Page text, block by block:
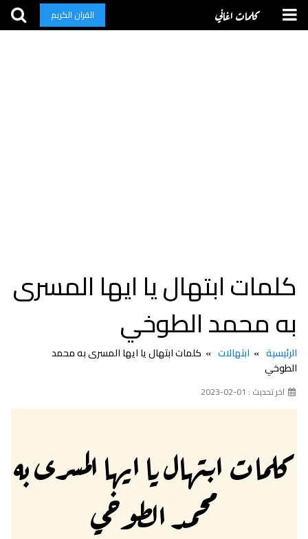
كلمات اغاني القران الكريم
كلمات ابتهال يا ايها المسرى
به محمد الطوخي
الرئيسية ابتهالات
كلمات ابتهال يا ايها المسرى به محمد
الطوخي
اخر تحديث : 01-02-2023
كلمات ابتهال يا ايها المسرى به
محمد الطوخي